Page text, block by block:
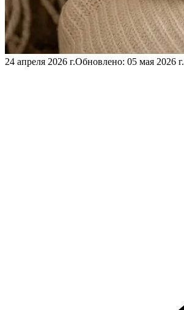
24 апреля 2026 г.Обновлено: 05 мая 2026 г.